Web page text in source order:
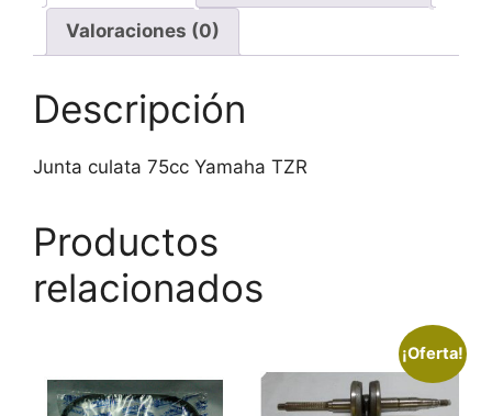
Valoraciones (0)
Descripción
Junta culata 75cc Yamaha TZR
Productos
relacionados
¡Oferta!